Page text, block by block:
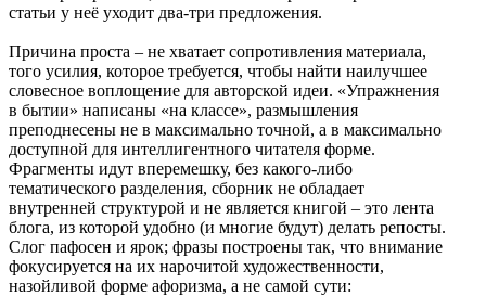
статьи у неё уходит два-три предложения.
Причина проста – не хватает сопротивления материала,
того усилия, которое требуется, чтобы найти наилучшее
словесное воплощение для авторской идеи. «Упражнения
в бытии» написаны «на классе», размышления
преподнесены не в максимально точной, а в максимально
доступной для интеллигентного читателя форме.
Фрагменты идут вперемешку, без какого-либо
тематического разделения, сборник не обладает
внутренней структурой и не является книгой – это лента
блога, из которой удобно (и многие будут) делать репосты.
Слог пафосен и ярок; фразы построены так, что внимание
фокусируется на их нарочитой художественности,
назойливой форме афоризма, а не самой сути: